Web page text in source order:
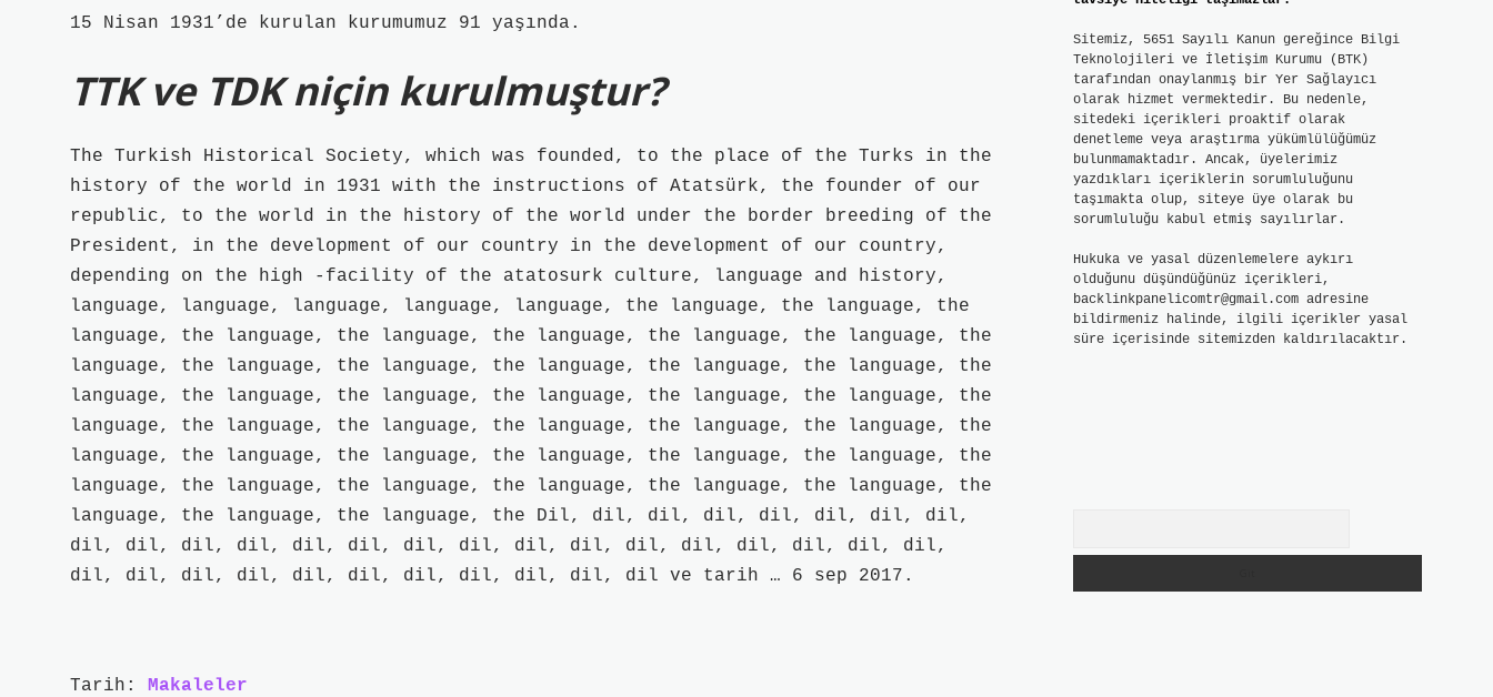
15 Nisan 1931’de kurulan kurumumuz 91 yaşında.
TTK ve TDK niçin kurulmuştur?
The Turkish Historical Society, which was founded, to the place of the Turks in the
history of the world in 1931 with the instructions of Atatsürk, the founder of our
republic, to the world in the history of the world under the border breeding of the
President, in the development of our country in the development of our country,
depending on the high -facility of the atatosurk culture, language and history,
language, language, language, language, language, the language, the language, the
language, the language, the language, the language, the language, the language, the
language, the language, the language, the language, the language, the language, the
language, the language, the language, the language, the language, the language, the
language, the language, the language, the language, the language, the language, the
language, the language, the language, the language, the language, the language, the
language, the language, the language, the language, the language, the language, the
language, the language, the language, the Dil, dil, dil, dil, dil, dil, dil, dil,
dil, dil, dil, dil, dil, dil, dil, dil, dil, dil, dil, dil, dil, dil, dil, dil,
dil, dil, dil, dil, dil, dil, dil, dil, dil, dil, dil ve tarih … 6 sep 2017.
Tarih: Makaleler
Sitemiz, 5651 Sayılı Kanun gereğince Bilgi
Teknolojileri ve İletişim Kurumu (BTK)
tarafından onaylanmış bir Yer Sağlayıcı
olarak hizmet vermektedir. Bu nedenle,
sitedeki içerikleri proaktif olarak
denetleme veya araştırma yükümlülüğümüz
bulunmamaktadır. Ancak, üyelerimiz
yazdıkları içeriklerin sorumluluğunu
taşımakta olup, siteye üye olarak bu
sorumluluğu kabul etmiş sayılırlar.
Hukuka ve yasal düzenlemelere aykırı
olduğunu düşündüğünüz içerikleri,
backlinkpanelicomtr@gmail.comadresine
bildirmeniz halinde, ilgili içerikler yasal
süre içerisinde sitemizden kaldırılacaktır.